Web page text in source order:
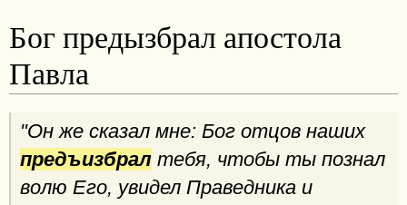
Бог предызбрал апостола
Павла
"Он же сказал мне: Бог отцов наших
предъизбрал тебя, чтобы ты познал
волю Его, увидел Праведника и